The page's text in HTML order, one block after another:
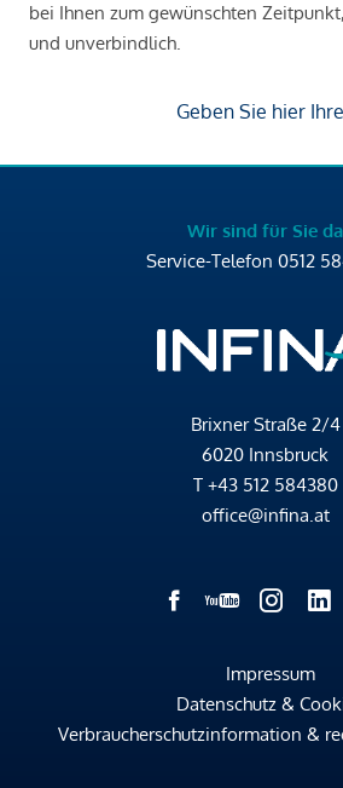
bei Ihnen zum gewünschten
und unverbindlich.
Geben Sie hier
Wir sind für Sie da
Service-Telefon 0512
Brixner Straße 2/4
6020 Innsbruck
T +43 512 584380
office@infina.at
Impressum
Datenschutz &
Verbraucherschutzinformation &